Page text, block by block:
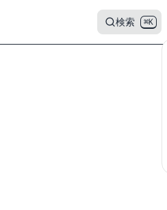
検索 ⌘K